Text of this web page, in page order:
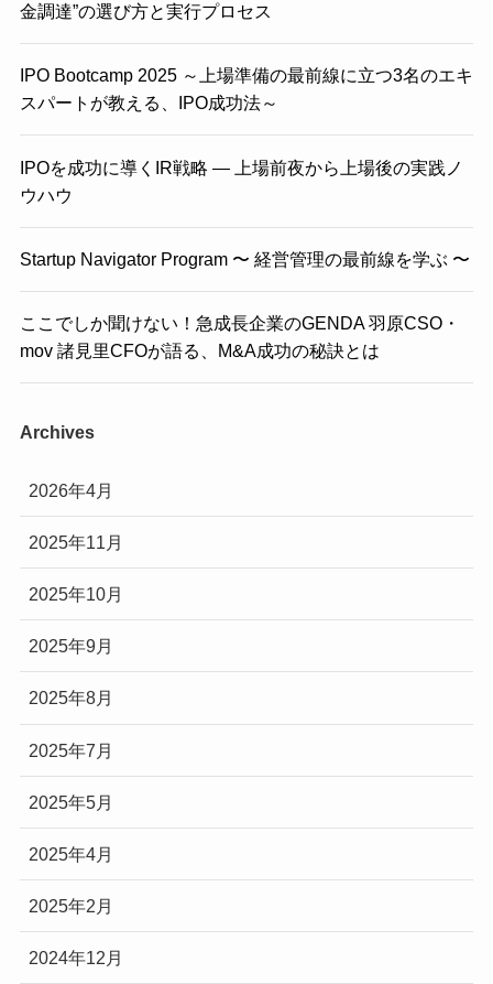
金調達”の選び方と実行プロセス
IPO Bootcamp 2025 ～上場準備の最前線に立つ3名のエキ
スパートが教える、IPO成功法～
IPOを成功に導くIR戦略 ― 上場前夜から上場後の実践ノ
ウハウ
Startup Navigator Program 〜 経営管理の最前線を学ぶ 〜
ここでしか聞けない！急成長企業のGENDA 羽原CSO・
mov 諸見里CFOが語る、M&A成功の秘訣とは
Archives
2026年4月
2025年11月
2025年10月
2025年9月
2025年8月
2025年7月
2025年5月
2025年4月
2025年2月
2024年12月